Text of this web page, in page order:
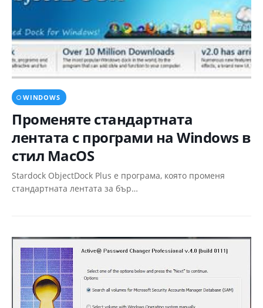
WINDOWS
Променяте стандартната
лентата с програми на Windows в
стил MacOS
Stardock ObjectDock Plus е програма, която променя
стандартната лентата за бър…